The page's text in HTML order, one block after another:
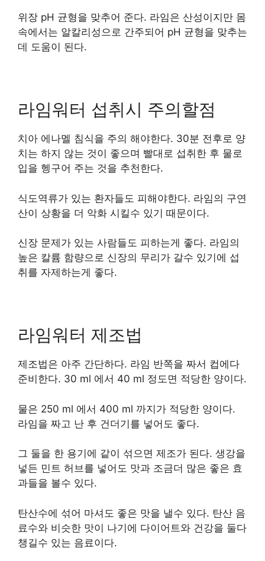
위장 pH 균형을 맞추어 준다. 라임은 산성이지만 몸
속에서는 알칼리성으로 간주되어 pH 균형을 맞추는
데 도움이 된다.
라임워터 섭취시 주의할점
치아 에나멜 침식을 주의 해야한다. 30분 전후로 양
치는 하지 않는 것이 좋으며 빨대로 섭취한 후 물로
입을 헹구어 주는 것을 추천한다.
식도역류가 있는 환자들도 피해야한다. 라임의 구연
산이 상황을 더 악화 시킬수 있기 때문이다.
신장 문제가 있는 사람들도 피하는게 좋다. 라임의
높은 칼륨 함량으로 신장의 무리가 갈수 있기에 섭
취를 자제하는게 좋다.
라임워터 제조법
제조법은 아주 간단하다. 라임 반쪽을 짜서 컵에다
준비한다. 30 ml 에서 40 ml 정도면 적당한 양이다.
물은 250 ml 에서 400 ml 까지가 적당한 양이다.
라임을 짜고 난 후 건더기를 넣어도 좋다.
그 둘을 한 용기에 같이 섞으면 제조가 된다. 생강을
넣든 민트 허브를 넣어도 맛과 조금더 많은 좋은 효
과들을 볼수 있다.
탄산수에 섞어 마셔도 좋은 맛을 낼수 있다. 탄산 음
료수와 비슷한 맛이 나기에 다이어트와 건강을 둘다
챙길수 있는 음료이다.